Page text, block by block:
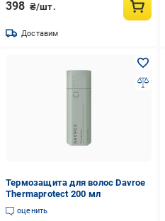
398 ₴/шт.
Доставим
Термозащита для волос Davroe
Thermaprotect 200 мл
оценить